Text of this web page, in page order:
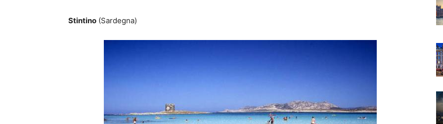
Stintino (Sardegna)